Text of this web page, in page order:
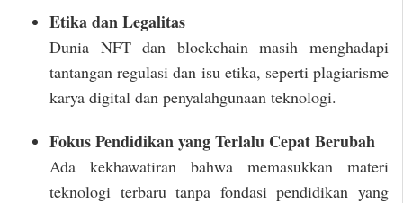
Etika dan Legalitas
Dunia NFT dan blockchain masih menghadapi
tantangan regulasi dan isu etika, seperti plagiarisme
karya digital dan penyalahgunaan teknologi.
Fokus Pendidikan yang Terlalu Cepat Berubah
Ada kekhawatiran bahwa memasukkan materi
teknologi terbaru tanpa fondasi pendidikan yang